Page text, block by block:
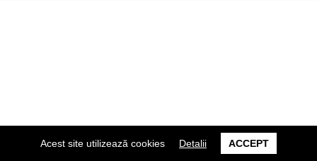
Acest site utilizează cookies Detalii ACCEPT